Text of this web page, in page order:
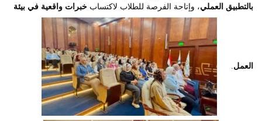
بالتطبيق العملي، وإتاحة الفرصة للطلاب لاكتساب خبرات واقعية في بيئة
العمل.